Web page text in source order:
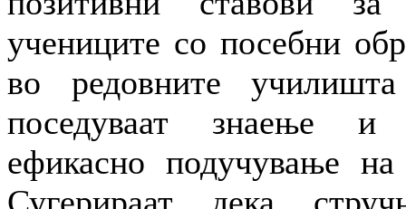
учениците со посебни
во редовните
поседуваат знаење и
ефикасно подучување